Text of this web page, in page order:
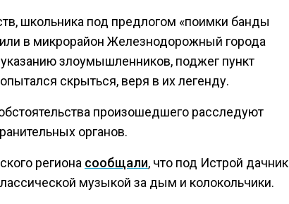
школьника под предлогом «поимки банды
в микрорайон Железнодорожный города
злоумышленников, поджег пункт
скрыться, веря в их легенду.
произошедшего расследуют
органов.
региона сообщали, что под Истрой дачник
музыкой за дым и колокольчики.